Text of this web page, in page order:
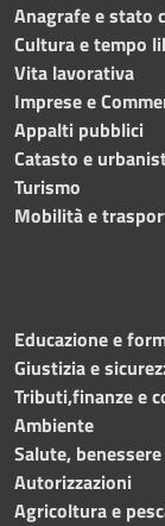
Anagrafe e stato
Cultura e tempo
Vita lavorativa
Imprese e
Appalti pubblici
Catasto e
Turismo
Mobilità e
Educazione e
Giustizia e
Tributi,finanze e
Ambiente
Salute,
Autorizzazioni
Agricoltura e